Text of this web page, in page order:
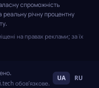
спроможність
реальну річну процентну
на правах реклами; за їх
обов’язкове.
UA RU